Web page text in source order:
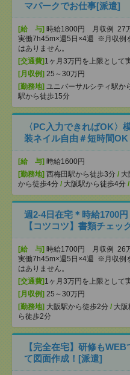
マパークでお仕事[派遣]
[給 与] 時給1800円 月収例 27
実働7h45m×週5日×4週 ※月収例
はありません。
[交通費] 1ヶ月3万円を上限として
[月収例] 25～30万円
[勤務地] ユニバーサルシティ駅か
駅から徒歩15分
〈PC入力できればOK〉
装ネイル自由＃短時間
[給 与] 時給1600円
[勤務地] 西梅田駅から徒歩3分 / 大
から徒歩4分 / 大阪駅から徒歩4分 /
週2-4日在宅＊時給1700
【コツコツ】書類チェッ
[給 与] 時給1700円 月収例 26
実働7h45m×週5日×4週 ※月収例
はありません。
[交通費] 1ヶ月3万円を上限として
[月収例] 25～30万円
[勤務地] 大阪駅から徒歩2分 / 大
ら徒歩2分
【完全在宅】研修も
て図面作成！[派遣]